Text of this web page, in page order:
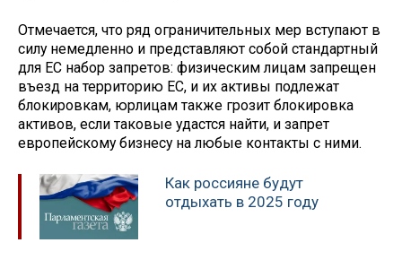
Отмечается, что ряд ограничительных мер вступают в
силу немедленно и представляют собой стандартный
для ЕС набор запретов: физическим лицам запрещен
въезд на территорию ЕС, и их активы подлежат
блокировкам, юрлицам также грозит блокировка
активов, если таковые удастся найти, и запрет
европейскому бизнесу на любые контакты с ними.
Как россияне будут
отдыхать в 2025 году